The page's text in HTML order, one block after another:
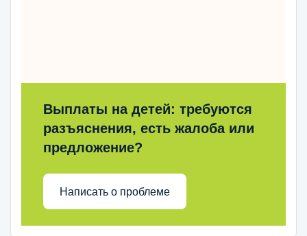
Выплаты на детей: требуются
разъяснения, есть жалоба или
предложение?
Написать о проблеме